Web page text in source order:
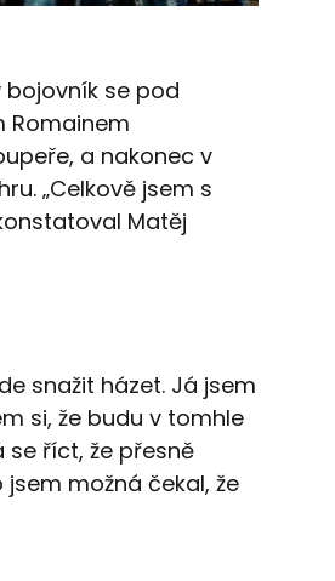
bojovník se pod
Romainem
a nakonec v
„Celkově jsem s
Matěj
snažit házet. Já jsem
si, že budu v tomhle
se říct, že přesně
možná čekal, že